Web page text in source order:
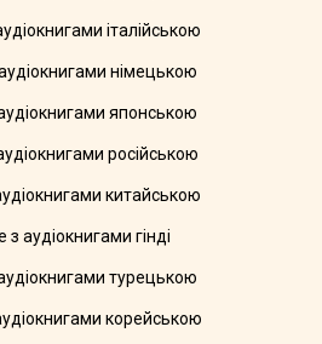
італійською
німецькою
японською
російською
китайською
з аудіокнигами гінді
турецькою
корейською